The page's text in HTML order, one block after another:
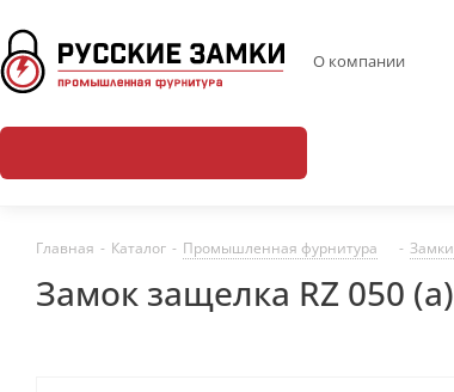
О компании
Главная - Каталог - Промышленная фурнитура - Замки
Замок защелка RZ 050 (a)